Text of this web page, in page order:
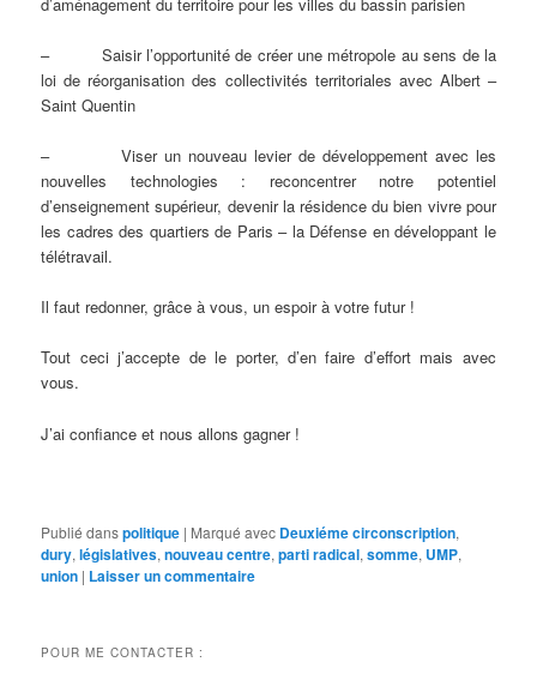
– Saisir l’opportunité de créer une métropole au sens de la
loi de réorganisation des collectivités territoriales avec Albert –
Saint Quentin
– Viser un nouveau levier de développement avec les
nouvelles technologies : reconcentrer notre potentiel
d’enseignement supérieur, devenir la résidence du bien vivre pour
les cadres des quartiers de Paris – la Défense en développant le
télétravail.
Il faut redonner, grâce à vous, un espoir à votre futur !
Tout ceci j’accepte de le porter, d’en faire d’effort mais avec
vous.
J’ai confiance et nous allons gagner !
Publié danspolitique | Marqué avec Deuxiéme circonscription,
dury,législatives,nouveau centre,parti radical,somme, UMP,
union | Laisser un commentaire
POUR ME CONTACTER :